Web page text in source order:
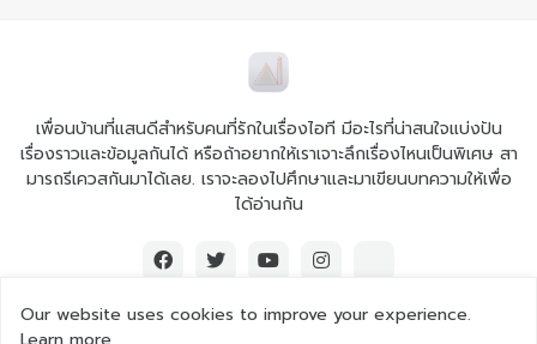
เพื่อนบ้านที่แสนดีสำหรับคนที่รักในเรื่องไอที มีอะไรที่น่าสนใจแบ่งปัน
เรื่องราวและข้อมูลกันได้ หรือถ้าอยากให้เราเจาะลึกเรื่องไหนเป็นพิเศษ สา
มารถรีเควสกันมาได้เลย. เราจะลองไปศึกษาและมาเขียนบทความให้เพื่อ
ได้อ่านกัน
Our website uses cookies to improve your experience.